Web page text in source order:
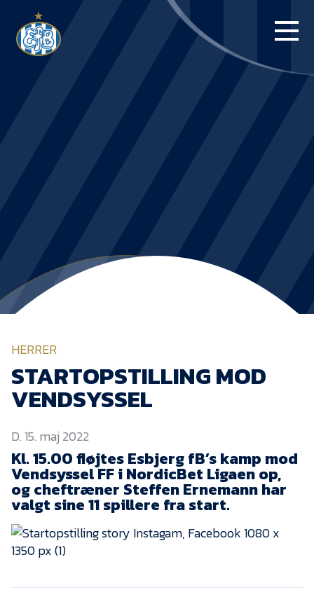
BLUE WATER
NYHEDER
EfB Akademi
Sydvestjysk Fodbold
Samarbejde
Partnere
Blue Water Arena
HERRER
STARTOPSTILLING MOD
VENDSYSSEL
D. 15. maj 2022
Kl. 15.00 fløjtes Esbjerg fB’s kamp mod
Vendsyssel FF i NordicBet Ligaen op,
og cheftræner Steffen Ernemann har
valgt sine 11 spillere fra start.